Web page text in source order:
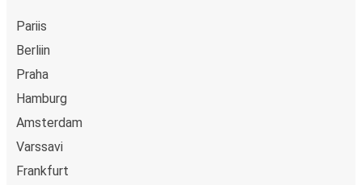
Pariis
Berliin
Praha
Hamburg
Amsterdam
Varssavi
Frankfurt